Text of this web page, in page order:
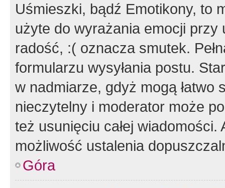
Uśmieszki, bądź Emotikony, to
użyte do wyrażania emocji
radość, :( oznacza smutek.
formularzu wysyłania postu.
w nadmiarze, gdyż mogą
nieczytelny i moderator może
też usunięciu całej
możliwość ustalenia
Góra